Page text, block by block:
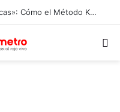
El fin del «terror a las matemáticas»: Cómo el Método Kumon conquista a Chile desde la autonomía y la neurociencia